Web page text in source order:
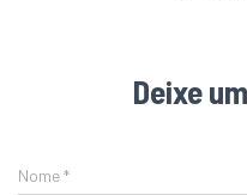
Deixe
Nome*